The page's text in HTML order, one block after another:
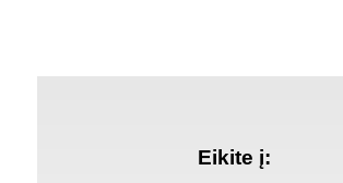
Eikite į: